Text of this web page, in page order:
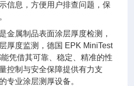
信息，方便用户排查问题，保
金属制品表面涂层厚度检测，
厚度监测，德国 EPK MiniTest
凭借其可靠、稳定、精准的性
控制与安全保障提供有力支
专业涂层测厚设备。